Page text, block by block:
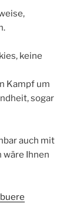
keine
Kampf um
sogar
auch mit
wäre Ihnen